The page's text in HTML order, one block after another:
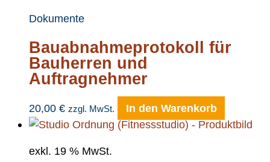
Dokumente
Bauabnahmeprotokoll für
Bauherren und
Auftragnehmer
20,00 € zzgl. MwSt. In den Warenkorb
exkl. 19 % MwSt.